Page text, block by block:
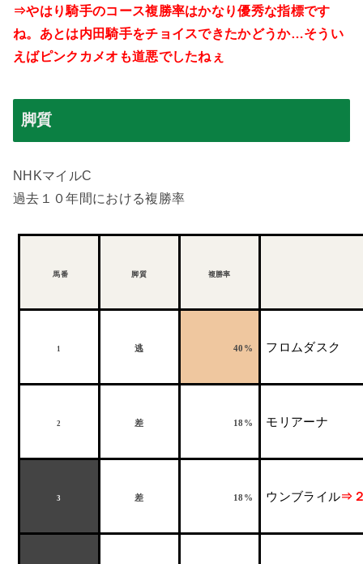
⇒やはり騎手のコース複勝率はかなり優秀な指標です
ね。あとは内田騎手をチョイスできたかどうか…そうい
えばピンクカメオも道悪でしたねぇ
脚質
NHKマイルC
過去１０年間における複勝率
馬番 脚質 複勝率
1 逃 40% フロムダスク
2 差 18% モリアーナ
3 差 18% ウンブライル⇒